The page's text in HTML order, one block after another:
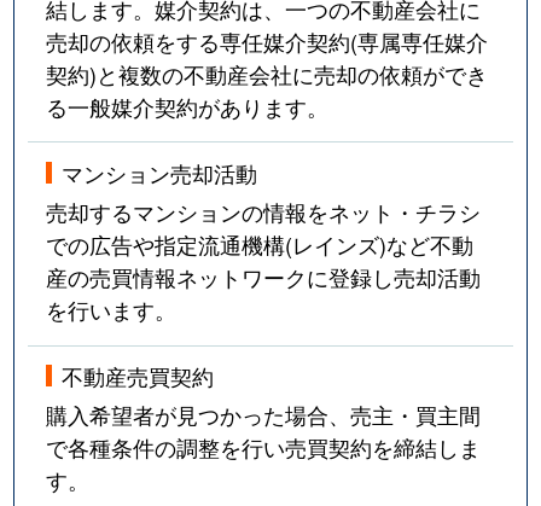
結します。媒介契約は、一つの不動産会社に
売却の依頼をする専任媒介契約(専属専任媒介
契約)と複数の不動産会社に売却の依頼ができ
る一般媒介契約があります。
マンション売却活動
売却するマンションの情報をネット・チラシ
での広告や指定流通機構(レインズ)など不動
産の売買情報ネットワークに登録し売却活動
を行います。
不動産売買契約
購入希望者が見つかった場合、売主・買主間
で各種条件の調整を行い売買契約を締結しま
す。